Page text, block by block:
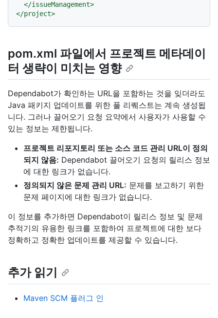
</issueManagement>
</project>
pom.xml 파일에서 프로젝트 메타데이
터 생략이 미치는 영향
Dependabot가 확인하는 URL을 포함하는 것을 잊더라도
Java 패키지 업데이트를 위한 풀 리퀘스트는 계속 생성됩
니다. 그러나 끌어오기 요청 요약에서 사용자가 사용할 수
있는 정보는 제한됩니다.
프로젝트 리포지토리 또는 소스 코드 관리 URL이 정의
되지 않음: Dependabot 끌어오기 요청의 릴리스 정보
에 대한 링크가 없습니다.
정의되지 않은 문제 관리 URL: 문제를 보고하기 위한
문제 페이지에 대한 링크가 없습니다.
이 정보를 추가하면 Dependabot이 릴리스 정보 및 문제
추적기의 유용한 링크를 포함하여 프로젝트에 대한 보다
정확하고 정확한 업데이트를 제공할 수 있습니다.
추가 읽기
Maven SCM 플러그 인